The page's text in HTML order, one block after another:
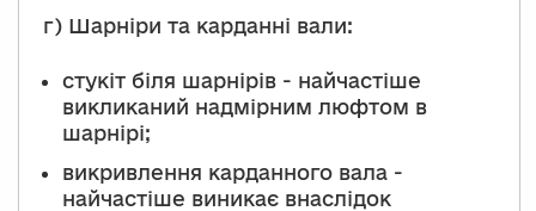
г) Шарніри та карданні вали:
стукіт біля шарнірів - найчастіше
викликаний надмірним люфтом в
шарнірі;
викривлення карданного вала -
найчастіше виникає внаслідок